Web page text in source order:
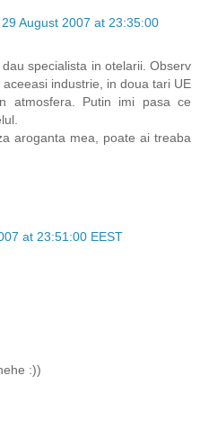
29 August 2007 at 23:35:00
specialista in otelarii. Observ
industrie, in doua tari UE
atmosfera. Putin imi pasa ce
aroganta mea, poate ai treaba
at 23:51:00 EEST
:))